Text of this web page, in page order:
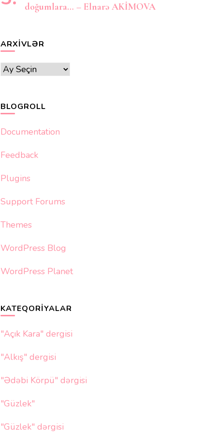
doğumlara… – Elnarə AKİMOVA
ARXIVLƏR
Arxivlər
BLOGROLL
Documentation
Feedback
Plugins
Support Forums
Themes
WordPress Blog
WordPress Planet
KATEQORIYALAR
"Açık Kara" dergisi
"Alkış" dergisi
"Ədəbi Körpü" dərgisi
"Güzlek"
"Güzlek" dərgisi